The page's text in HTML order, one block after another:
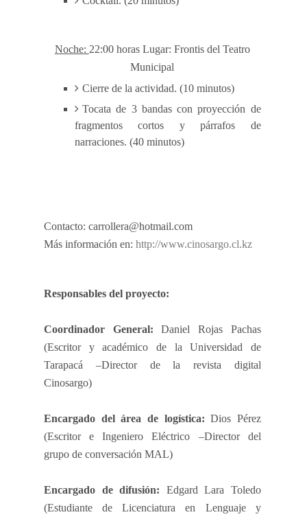
Noche: 22:00 horas Lugar: Frontis del Teatro
Municipal
Cierre de la actividad. (10 minutos)
Tocata de 3 bandas con proyección de
fragmentos cortos y párrafos de
narraciones. (40 minutos)
Contacto: carrollera@hotmail.com
Más información en: http://www.cinosargo.cl.kz
Responsables del proyecto:
Coordinador General: Daniel Rojas Pachas
(Escritor y académico de la Universidad de
Tarapacá –Director de la revista digital
Cinosargo)
Encargado del área de logística: Dios Pérez
(Escritor e Ingeniero Eléctrico –Director del
grupo de conversación MAL)
Encargado de difusión: Edgard Lara Toledo
(Estudiante de Licenciatura en Lenguaje y